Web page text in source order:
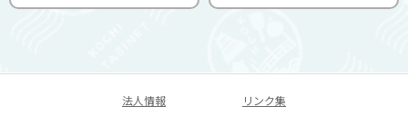
法人情報
リンク集